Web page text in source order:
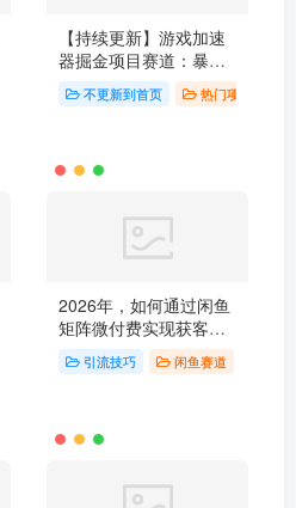
【持续更新】游戏加速
器掘金项目赛道：暴利
无成本+首月数据破五千
不更新到首页 热门项目
2026年，如何通过闲鱼
矩阵微付费实现获客增
长？很多人还没看懂的
精准流量入口 【复盘】
引流技巧 闲鱼赛道